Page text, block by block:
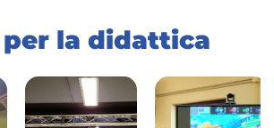
per la didattica